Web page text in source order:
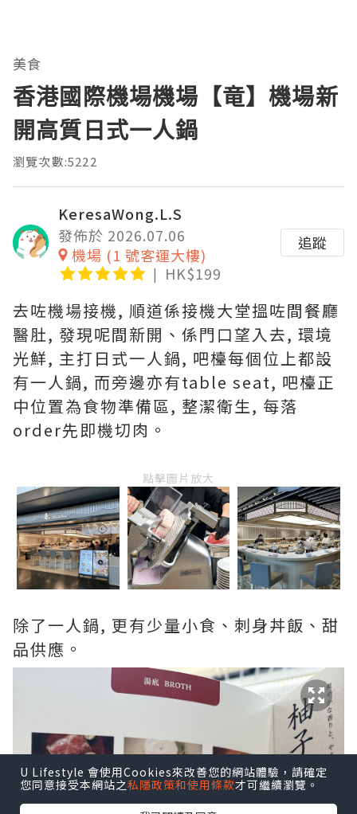
美食
香港國際機場機場【竜】機場新
開高質日式一人鍋
瀏覽次數:5222
KeresaWong.L.S
發佈於 2026.07.06
機場 (1 號客運大樓)
HK$199
追蹤
去咗機場接機, 順道係接機大堂搵咗間餐廳
醫肚, 發現呢間新開、係門口望入去, 環境
光鮮, 主打日式一人鍋, 吧檯每個位上都設
有一人鍋, 而旁邊亦有table seat, 吧檯正
中位置為食物準備區, 整潔衛生, 每落
order先即機切肉。
點擊圖片放大
除了一人鍋, 更有少量小食、刺身丼飯、甜
品供應。
U Lifestyle 會使用Cookies來改善您的網站體驗，請確定
您同意接受本網站之私隱政策和使用條款才可繼續瀏覽。